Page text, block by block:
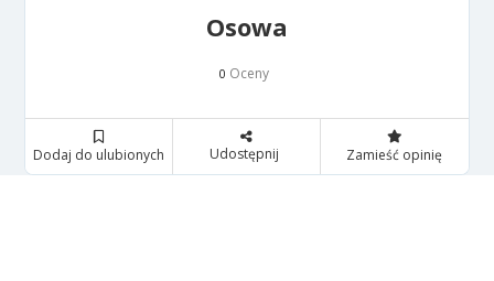
Osowa
0 Oceny
Dodaj do ulubionych Udostępnij Zamieść opinię